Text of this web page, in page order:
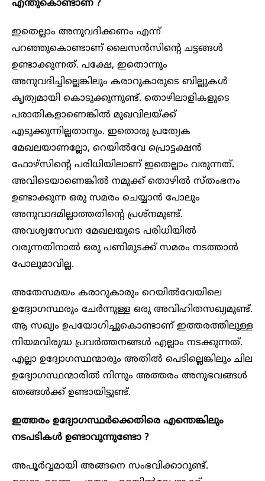
എന്തുകൊണ്ടാണ് ?
ഇതെല്ലാം അനുവദിക്കണം എന്ന്
പറഞ്ഞുകൊണ്ടാണ് ലൈസൻസിന്റെ ചട്ടങ്ങൾ
ഉണ്ടാക്കുന്നത്. പക്ഷേ, ഇതൊന്നും
അനുവദിച്ചില്ലെങ്കിലും കരാറുകാരുടെ ബില്ലുകൾ
കൃത്യമായി കൊടുക്കുന്നുണ്ട്. തൊഴിലാളികളുടെ
പരാതികളാണെങ്കിൽ മുഖവിലയ്ക്ക്
എടുക്കുന്നില്ലതാനും. ഇതൊരു പ്രത്യേക
മേഖലയാണല്ലോ, റെയിൽവേ പ്രൊട്ടക്ഷൻ
ഫോഴ്സിന്റെ പരിധിയിലാണ് ഇതെല്ലാം വരുന്നത്.
അവിടെയാണെങ്കിൽ നമുക്ക് തൊഴിൽ സ്തംഭനം
ഉണ്ടാക്കുന്ന ഒരു സമരം ചെയ്യാൻ പോലും
അനുവാദമില്ലാത്തതിന്റെ പ്രശ്നമുണ്ട്.
അവശ്യസേവന മേഖലയുടെ പരിധിയിൽ
വരുന്നതിനാൽ ഒരു പണിമുടക്ക് സമരം നടത്താൻ
പോലുമാവില്ല.
അതേസമയം കരാറുകാരും റെയിൽവേയിലെ
ഉദ്യോഗസ്ഥരും ചേർന്നുള്ള ഒരു അവിഹിതസഖ്യമുണ്ട്.
ആ സഖ്യം ഉപയോഗിച്ചുകൊണ്ടാണ് ഇത്തരത്തിലുള്ള
നിയമവിരുദ്ധ പ്രവർത്തനങ്ങൾ എല്ലാം നടക്കുന്നത്.
എല്ലാ ഉദ്യോഗസ്ഥന്മാരും അതിൽ പെടില്ലെങ്കിലും ചില
ഉദ്യോഗസ്ഥന്മാരിൽ നിന്നും അത്തരം അനുഭവങ്ങൾ
ഞങ്ങൾക്ക് ഉണ്ടായിട്ടുണ്ട്.
ഇത്തരം ഉദ്യോഗസ്ഥർക്കെതിരെ എന്തെങ്കിലും
നടപടികൾ ഉണ്ടാവുന്നുണ്ടോ ?
അപൂർവ്വമായി അങ്ങനെ സംഭവിക്കാറുണ്ട്.